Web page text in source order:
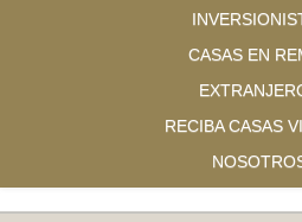
CASAS EN
RECIBA CASAS